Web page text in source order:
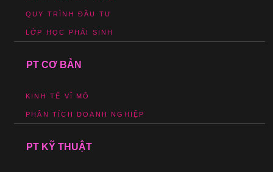
QUY TRÌNH ĐẦU TƯ
LỚP HỌC PHÁI SINH
PT CƠ BẢN
KINH TẾ VĨ MÔ
PHÂN TÍCH DOANH NGHIỆP
PT KỸ THUẬT